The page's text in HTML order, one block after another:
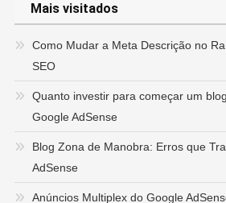
Mais visitados
Como Mudar a Meta Descrição no
SEO
Quanto investir para começar um
Google AdSense
Blog Zona de Manobra: Erros que
AdSense
Anúncios Multiplex do Google